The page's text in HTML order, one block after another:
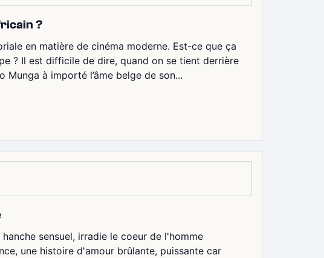
?
en matière de cinéma moderne. Est-ce que ça
? Il est difficile de dire, quand on se tient derrière
à importé l’âme belge de son...
sensuel, irradie le coeur de l'homme
une histoire d'amour brûlante, puissante car